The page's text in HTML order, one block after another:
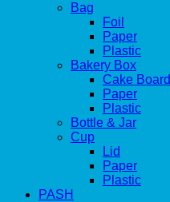
Bag
Foil
Paper
Plastic
Bakery Box
Cake Board
Paper
Plastic
Bottle & Jar
Cup
Lid
Paper
Plastic
PASH